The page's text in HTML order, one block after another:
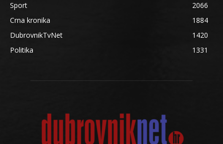
Sport
2066
Crna kronika
1884
DubrovnikTvNet
1420
Politika
1331